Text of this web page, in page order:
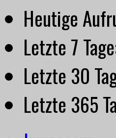
Heutige
Letzte 7
Letzte 30
Letzte 365